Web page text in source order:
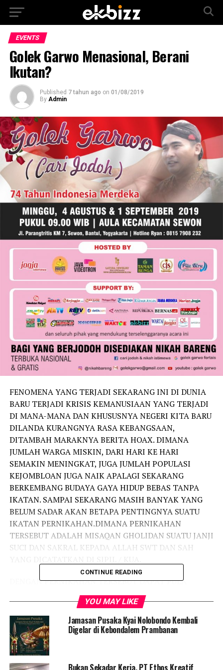
EVENTS
Golek Garwo Menasional, Berani
Ikutan?
Published 7 tahun ago on 01/08/2019
By Admin
FENOMENA YANG TERJADI SEKARANG INI DI DUNIA
BARU TERJADI KRISIS KEMANUSIAAN YANG TERJADI
DI MANA-MANA DAN KHUSUSNYA NEGERI KITA BARU
DILANDA KURANGNYA RASA KEBANGSAAN,
DITAMBAH MARAKNYA BERITA HOAX. DIMANA
JUMLAH WARGA MISKIN, DARI HARI KE HARI
SEMAKIN MENINGKAT, JUGA JUMLAH POPULASI
KEJOMBLOAN JUGA NAIK APALAGI SEKARANG
BERKEMBANG BUDAYA GAYA HIDUP BEBAS TANPA
IKATAN. SAMPAI SEKARANG MASIH BANYAK YANG
BELUM SADAR AKAN BETAPA PENTINGNYA SUATU
IKATAN PERNIKAHAN.DIMANA PERNIKAHAN
TERSEBUT ADALAH MISAQAN GHOLIDAN SUATU JANJI
SUCI DAN SAKRAL KEPADA ALLAH SWT DAN SAH
DENGAN PERNIKAHAN TERSEBUT DAPAT PULA
TERTANAM RASA KEBANGSAAN UNTUK CINTA
TERHADAP NKRI SEKALIGUS MENSYUKURI NIKMAT
KEMERDEKAAN RI YANG TIDAK DIDAPAT DENGAN
CUMA-CUMA TETAPI PERJUANGAN DAN
PENGORBANAN PARA PAHLAWAN BANGSA.
HAL INI YANG NANTINYA OLEH PARA PASANGAN
CONTINUE READING
YOU MAY LIKE
Jamasan Pusaka Kyai Nolobondo Kembali
Digelar di Kebondalem Prambanan
Bukan Sekadar Kerja, PT Ethos Kreatif